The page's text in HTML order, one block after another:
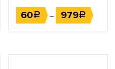
резьба)
60Р – 979Р